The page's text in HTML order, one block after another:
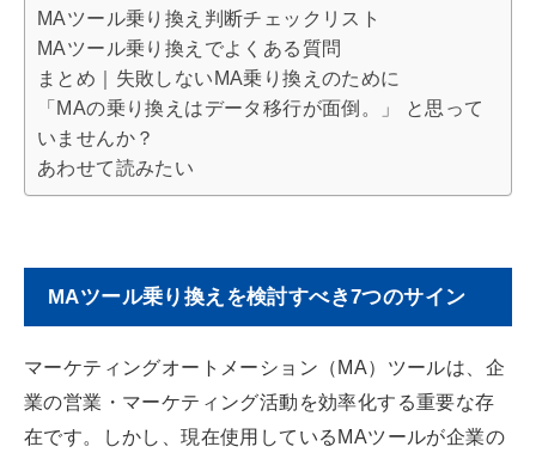
MAツール乗り換え判断チェックリスト
MAツール乗り換えでよくある質問
まとめ｜失敗しないMA乗り換えのために
「MAの乗り換えはデータ移行が面倒。」 と思って
いませんか？
あわせて読みたい
MAツール乗り換えを検討すべき7つのサイン
マーケティングオートメーション（MA）ツールは、企
業の営業・マーケティング活動を効率化する重要な存
在です。しかし、現在使用しているMAツールが企業の